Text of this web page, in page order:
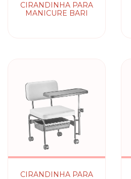
CIRANDINHA PARA
MANICURE BARI
CIRANDINHA PARA